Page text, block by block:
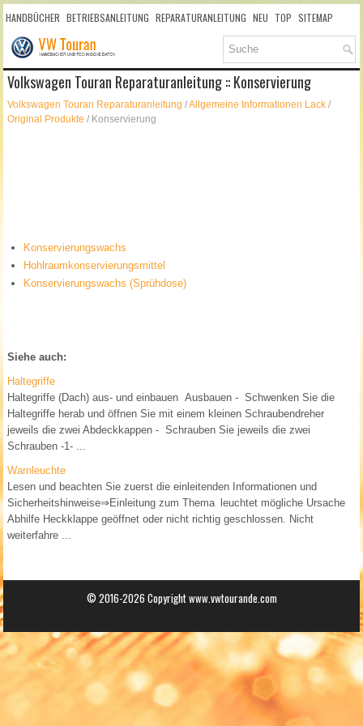
HANDBÜCHER BETRIEBSANLEITUNG REPARATURANLEITUNG NEU TOP SITEMAP
SUCHLAUF
Volkswagen Touran Reparaturanleitung :: Konservierung
Volkswagen Touran Reparaturanleitung /Allgemeine Informationen Lack /
Original Produkte / Konservierung
Konservierungswachs
Hohlraumkonservierungsmittel
Konservierungswachs (Sprühdose)
Siehe auch:
Haltegriffe
Haltegriffe (Dach) aus- und einbauen Ausbauen - Schwenken Sie die
Haltegriffe herab und öffnen Sie mit einem kleinen Schraubendreher
jeweils die zwei Abdeckkappen - Schrauben Sie jeweils die zwei
Schrauben -1- ...
Warnleuchte
Lesen und beachten Sie zuerst die einleitenden Informationen und
Sicherheitshinweise⇒Einleitung zum Thema leuchtet mögliche Ursache
Abhilfe Heckklappe geöffnet oder nicht richtig geschlossen. Nicht
weiterfahre ...
© 2016-2026 Copyright www.vwtourande.com